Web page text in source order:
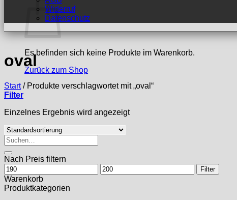
Es befinden sich keine Produkte im Warenkorb.
Zurück zum Shop
Widerruf
Datenschutz
oval
Start /Produkte verschlagwortet mit „oval“
Filter
Einzelnes Ergebnis wird angezeigt
Suchen
nach:
Nach Preis filtern
Min.
Preis
Max.
Preis
Filter
Warenkorb
Produktkategorien